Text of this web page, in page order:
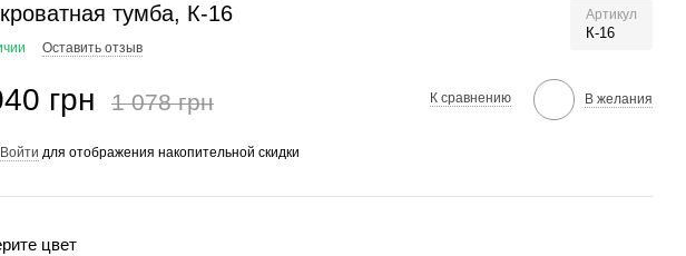
тумба, К-16 Артикул
К-16
Оставить отзыв
грн 1 078 грн К сравнению В желания
Войти для отображения накопительной скидки
цвет